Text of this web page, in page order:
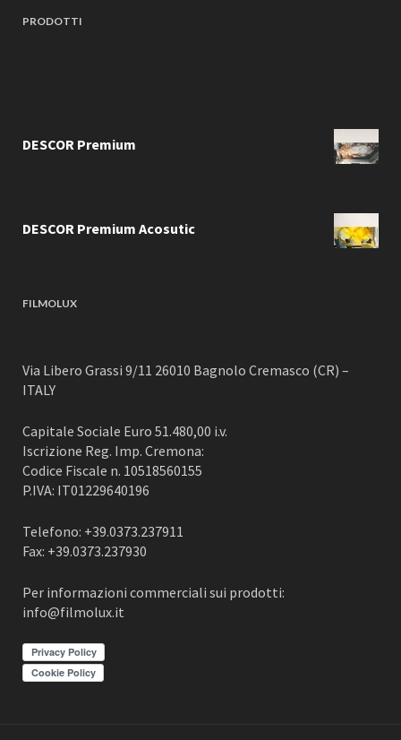
PRODOTTI
DESCOR Premium
DESCOR Premium Acosutic
FILMOLUX
Via Libero Grassi 9/11 26010 Bagnolo Cremasco (CR) –
ITALY
Capitale Sociale Euro 51.480,00 i.v.
Iscrizione Reg. Imp. Cremona:
Codice Fiscale n. 10518560155
P.IVA: IT01229640196
Telefono: +39.0373.237911
Fax: +39.0373.237930
Per informazioni commerciali sui prodotti:
info@filmolux.it
Privacy Policy
Cookie Policy